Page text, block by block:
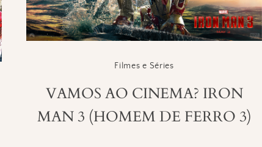
Filmes e Séries
VAMOS AO CINEMA? IRON
MAN 3 (HOMEM DE FERRO 3)